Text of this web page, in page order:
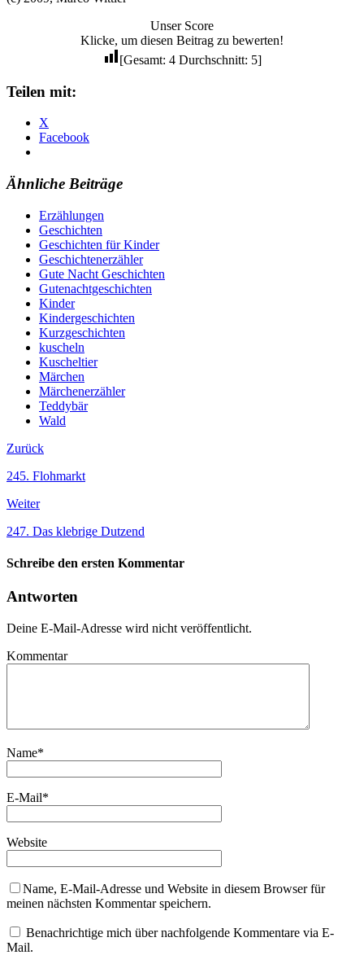
Unser Score
Klicke, um diesen Beitrag zu bewerten!
[Gesamt: 4Durchschnitt: 5]
Teilen mit:
X
Facebook
Ähnliche Beiträge
Erzählungen
Geschichten
Geschichten für Kinder
Geschichtenerzähler
Gute Nacht Geschichten
Gutenachtgeschichten
Kinder
Kindergeschichten
Kurzgeschichten
kuscheln
Kuscheltier
Märchen
Märchenerzähler
Teddybär
Wald
Zurück
245. Flohmarkt
Weiter
247. Das klebrige Dutzend
Schreibe den ersten Kommentar
Antworten
Deine E-Mail-Adresse wird nicht veröffentlicht.
Kommentar
Name*
E-Mail*
Website
Name, E-Mail-Adresse und Website in diesem Browser für
meinen nächsten Kommentar speichern.
Benachrichtige mich über nachfolgende Kommentare via E-
Mail.